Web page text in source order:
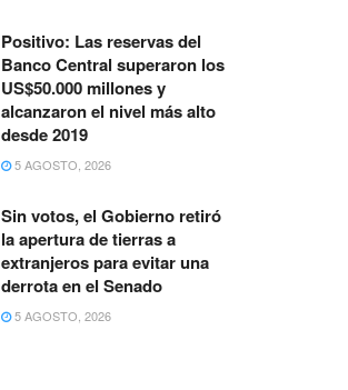
Positivo: Las reservas del
Banco Central superaron los
US$50.000 millones y
alcanzaron el nivel más alto
desde 2019
5 AGOSTO, 2026
Sin votos, el Gobierno retiró
la apertura de tierras a
extranjeros para evitar una
derrota en el Senado
5 AGOSTO, 2026